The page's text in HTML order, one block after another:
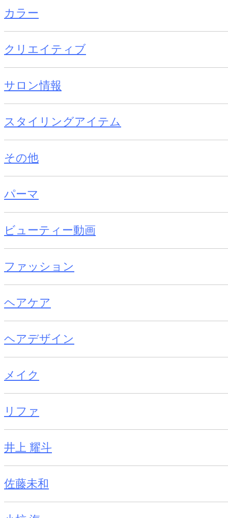
カラー
クリエイティブ
サロン情報
スタイリングアイテム
その他
パーマ
ビューティー動画
ファッション
ヘアケア
ヘアデザイン
メイク
リファ
井上 耀斗
佐藤未和